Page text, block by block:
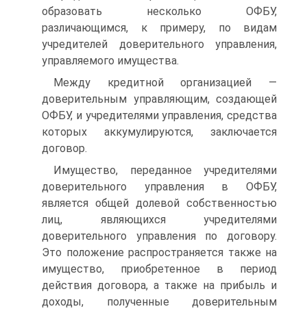
образовать несколько ОФБУ,
различающимся, к примеру, по видам
учредителей доверительного управления,
управляемого имущества.
Между кредитной организацией —
доверительным управляю­щим, создающей
ОФБУ, и учредителями управления, средства
ко­торых аккумулируются, заключается
договор.
Имущество, переданное учредителями
доверительного управле­ния в ОФБУ,
является общей долевой собственностью
лиц, являю­щихся учредителями
доверительного управления по договору.
Это положение распространяется также на
имущество, приобретенное в период
действия договора, а также на прибыль и
доходы, получен­ные доверительным